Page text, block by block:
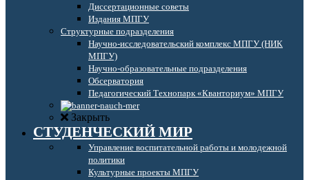
Диссертационные советы
Издания МПГУ
Структурные подразделения
Научно-исследовательский комплекс МПГУ (НИК
МПГУ)
Научно-образовательные подразделения
Обсерватория
Педагогический Технопарк «Кванториум» МПГУ
Закрыть
СТУДЕНЧЕСКИЙ МИР
Управление воспитательной работы и молодежной
политики
Культурные проекты МПГУ